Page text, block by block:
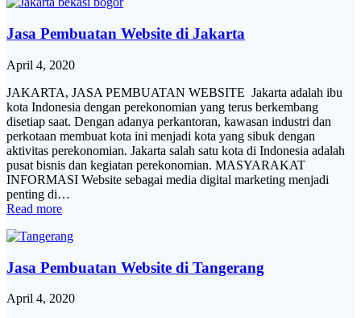
Jasa Pembuatan Website di Jakarta
April 4, 2020
JAKARTA, JASA PEMBUATAN WEBSITE Jakarta adalah ibu
kota Indonesia dengan perekonomian yang terus berkembang
disetiap saat. Dengan adanya perkantoran, kawasan industri dan
perkotaan membuat kota ini menjadi kota yang sibuk dengan
aktivitas perekonomian. Jakarta salah satu kota di Indonesia adalah
pusat bisnis dan kegiatan perekonomian. MASYARAKAT
INFORMASI Website sebagai media digital marketing menjadi
penting di…
Read more
Jasa Pembuatan Website di Tangerang
April 4, 2020